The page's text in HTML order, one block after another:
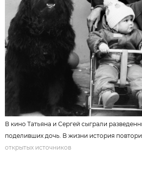
В кино Татьяна и Сергей сыграли
поделивших дочь. В жизни история
открытых источников